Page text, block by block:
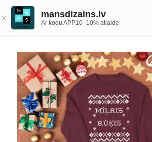
mansdizains.lv
Ar kodu APP10 -10% atlaide